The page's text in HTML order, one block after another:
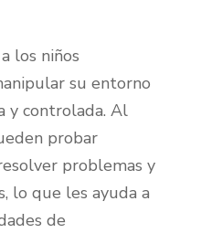
los niños
su entorno
y controlada. Al
probar
problemas y
lo que les ayuda a
de